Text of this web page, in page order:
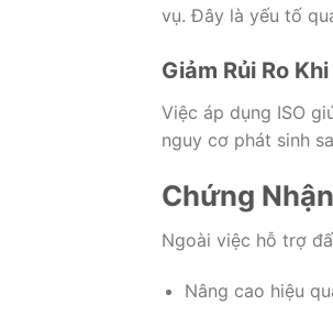
vụ. Đây là yếu tố
Giảm Rủi Ro
Việc áp dụng ISO
nguy cơ phát sinh
Chứng
Ngoài việc hỗ trợ
Nâng cao hiệu